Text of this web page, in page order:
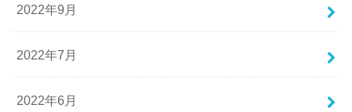
2022年9月
2022年7月
2022年6月